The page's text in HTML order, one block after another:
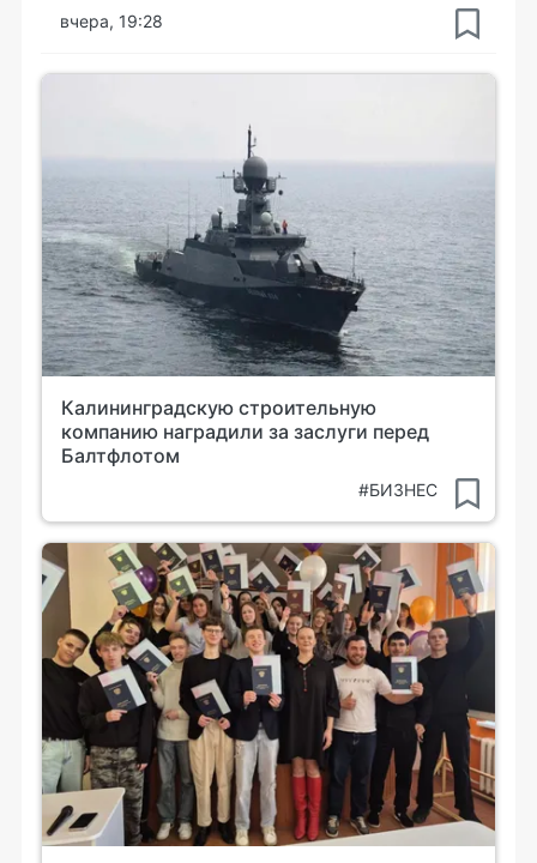
вчера, 19:28
Калининградскую строительную
компанию наградили за заслуги перед
Балтфлотом
#БИЗНЕС